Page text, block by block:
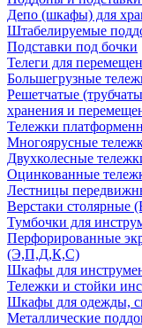
Депо (шкафы) для
Штабелируемые
Подставки под бочки
Телеги для
Большегрузные
Решетчатые
хранения и
Тележки
Многоярусные
Двухколесные
Оцинкованные
Лестницы
Верстаки столярные
Тумбочки для
Перфорированные
(Э,П,Д,К,С)
Шкафы для
Тележки и стойки
Шкафы для одежды,
Металлические